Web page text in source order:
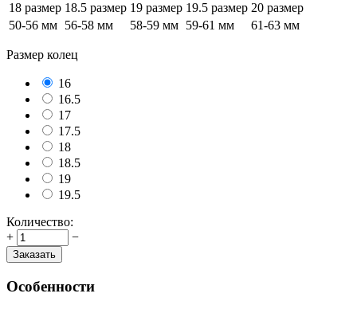
18 размер 18.5 размер 19 размер 19.5 размер 20 размер
50-56 мм 56-58 мм 58-59 мм 59-61 мм 61-63 мм
Размер колец
16
16.5
17
17.5
18
18.5
19
19.5
Количество:
+
−
Заказать
Особенности